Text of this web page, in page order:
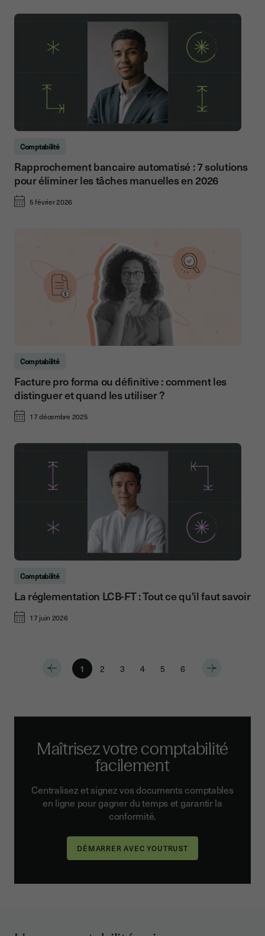
Comptabilité
Rapprochement bancaire automatisé : 7 solutions
pour éliminer les tâches manuelles en 2026
5 février 2026
Comptabilité
Facture pro forma ou définitive : comment les
distinguer et quand les utiliser ?
17 décembre 2025
Comptabilité
La réglementation LCB-FT : Tout ce qu'il faut savoir
17 juin 2026
1 2 3 4 5 6
Maîtrisez votre comptabilité
facilement
Centralisez et signez vos documents comptables
en ligne pour gagner du temps et garantir la
conformité.